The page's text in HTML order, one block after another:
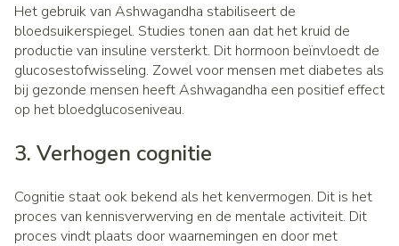
Het gebruik van Ashwagandha stabiliseert de
bloedsuikerspiegel. Studies tonen aan dat het kruid de
productie van insuline versterkt. Dit hormoon beïnvloedt de
glucosestofwisseling. Zowel voor mensen met diabetes als
bij gezonde mensen heeft Ashwagandha een positief effect
op het bloedglucoseniveau.
3. Verhogen cognitie
Cognitie staat ook bekend als het kenvermogen. Dit is het
proces van kennisverwerving en de mentale activiteit. Dit
proces vindt plaats door waarnemingen en door met